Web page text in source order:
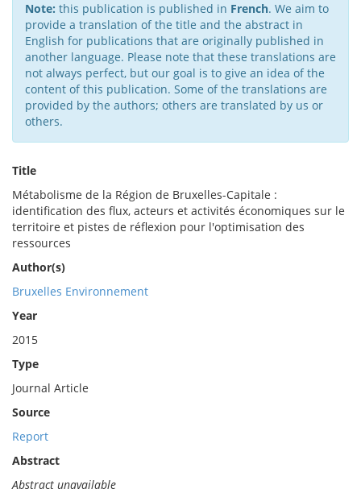
Note: this publication is published in French. We aim to
provide a translation of the title and the abstract in
English for publications that are originally published in
another language. Please note that these translations are
not always perfect, but our goal is to give an idea of the
content of this publication. Some of the translations are
provided by the authors; others are translated by us or
others.
Title
Métabolisme de la Région de Bruxelles-Capitale :
identification des flux, acteurs et activités économiques sur le
territoire et pistes de réflexion pour l'optimisation des
ressources
Author(s)
Bruxelles Environnement
Year
2015
Type
Journal Article
Source
Report
Abstract
Abstract unavailable